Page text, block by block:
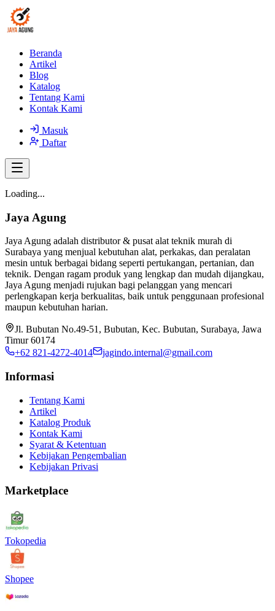
Beranda
Artikel
Blog
Katalog
Tentang Kami
Kontak Kami
Masuk
Daftar
Loading...
Jaya Agung
Jaya Agung adalah distributor & pusat alat teknik murah di
Surabaya yang menjual kebutuhan alat, perkakas, dan peralatan
mesin untuk berbagai bidang seperti pertukangan, pertanian, dan
teknik. Dengan ragam produk yang lengkap dan mudah dijangkau,
Jaya Agung menjadi rujukan bagi pelanggan yang mencari
perlengkapan kerja berkualitas, baik untuk penggunaan profesional
maupun kebutuhan harian.
Jl. Bubutan No.49-51, Bubutan, Kec. Bubutan, Surabaya, Jawa
Timur 60174
+62 821-4272-4014
jagindo.internal@gmail.com
Informasi
Tentang Kami
Artikel
Katalog Produk
Kontak Kami
Syarat & Ketentuan
Kebijakan Pengembalian
Kebijakan Privasi
Marketplace
Tokopedia
Shopee